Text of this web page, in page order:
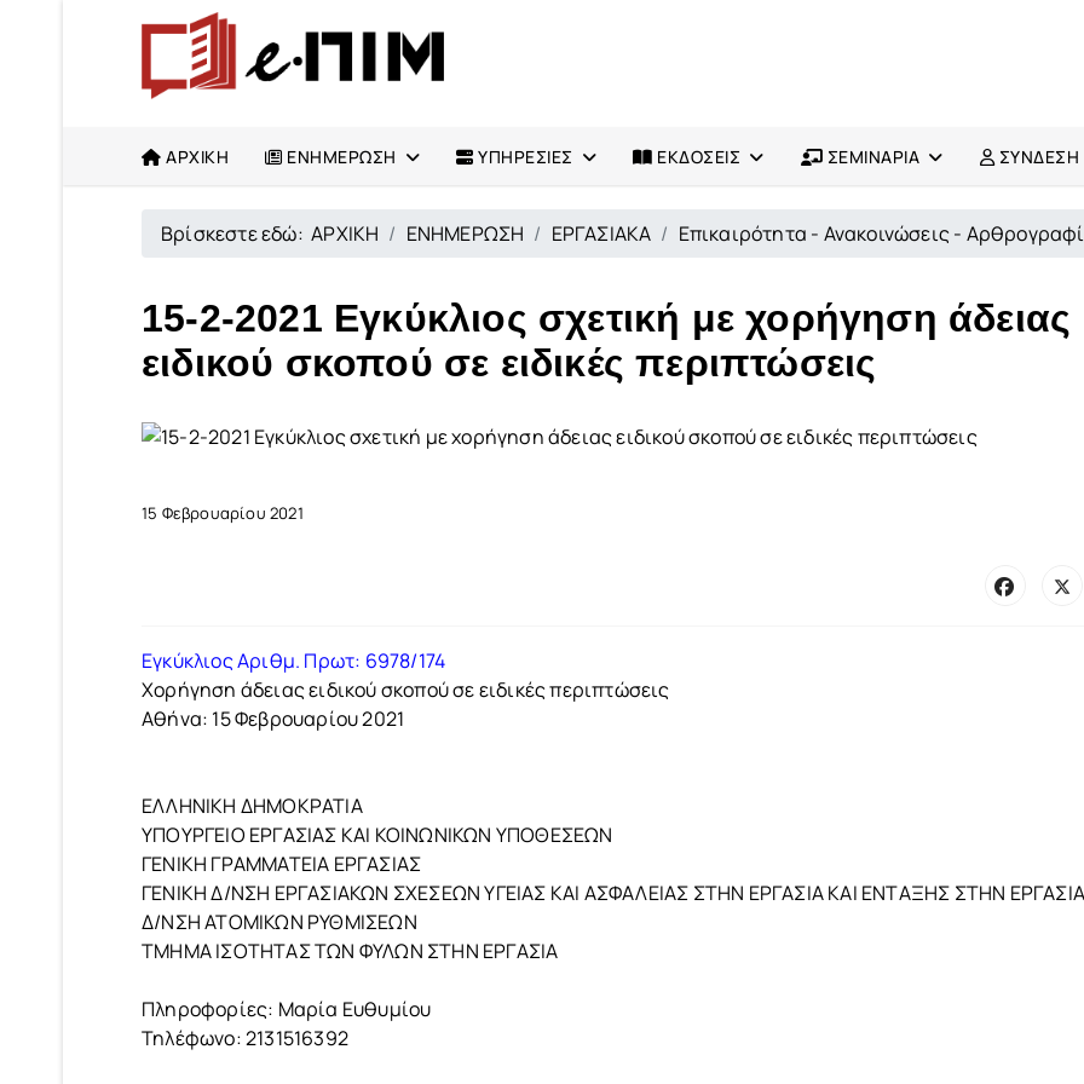
ΑΡΧΙΚΗ ΕΝΗΜΕΡΩΣΗ ΥΠΗΡΕΣΙΕΣ ΕΚΔΟΣΕΙΣ ΣΕΜΙΝΑΡΙΑ ΣΥΝΔΕΣΗ
Βρίσκεστε εδώ:ΑΡΧΙΚΗ ΕΝΗΜΕΡΩΣΗ ΕΡΓΑΣΙΑΚΑ Επικαιρότητα - Ανακοινώσεις -
15-2-2021 Εγκύκλιος σχετική με χορήγηση άδειας
ειδικού σκοπού σε ειδικές περιπτώσεις
15 Φεβρουαρίου 2021
Εγκύκλιος Αριθμ. Πρωτ: 6978/174
Χορήγηση άδειας ειδικού σκοπού σε ειδικές περιπτώσεις
Αθήνα: 15 Φεβρουαρίου 2021
ΕΛΛΗΝΙΚΗ ΔΗΜΟΚΡΑΤΙΑ
ΥΠΟΥΡΓΕΙΟ ΕΡΓΑΣΙΑΣ ΚΑΙ ΚΟΙΝΩΝΙΚΩΝ ΥΠΟΘΕΣΕΩΝ
ΓΕΝΙΚΗ ΓΡΑΜΜΑΤΕΙΑ ΕΡΓΑΣΙΑΣ
ΓΕΝΙΚΗ Δ/ΝΣΗ ΕΡΓΑΣΙΑΚΩΝ ΣΧΕΣΕΩΝ ΥΓΕΙΑΣ ΚΑΙ ΑΣΦΑΛΕΙΑΣ ΣΤΗΝ ΕΡΓΑΣΙΑ ΚΑΙ ΕΝΤΑΞΗΣ ΣΤΗΝ
Δ/ΝΣΗ ΑΤΟΜΙΚΩΝ ΡΥΘΜΙΣΕΩΝ
ΤΜΗΜΑ ΙΣΟΤΗΤΑΣ ΤΩΝ ΦΥΛΩΝ ΣΤΗΝ ΕΡΓΑΣΙΑ
Πληροφορίες: Μαρία Ευθυμίου
Τηλέφωνο: 2131516392